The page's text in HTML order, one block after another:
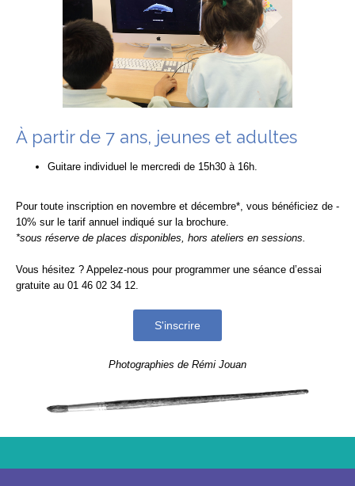
À partir de 7 ans, jeunes et adultes
Guitare individuel le mercredi de 15h30 à 16h.
Pour toute inscription en novembre et décembre*, vous bénéficiez de -
10% sur le tarif annuel indiqué sur la brochure.
*sous réserve de places disponibles, hors ateliers en sessions.
Vous hésitez ? Appelez-nous pour programmer une séance d’essai
gratuite au 01 46 02 34 12.
S'inscrire
Photographies de Rémi Jouan